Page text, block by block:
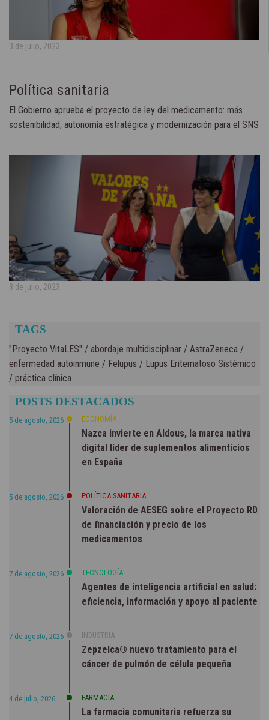
3 de julio, 2023
Política sanitaria
El Gobierno aprueba el proyecto de ley del medicamento: más
sostenibilidad, autonomía estratégica y modernización para el SNS
3 de julio, 2023
TAGS
"Proyecto VitaLES" / abordaje multidisciplinar / AstraZeneca /
enfermedad autoinmune / Felupus / Lupus Eritematoso Sistémico
/ práctica clínica
POSTS DESTACADOS
5 de agosto, 2026 ECONOMÍA
Nazca invierte en Aldous, la marca nativa
digital líder de suplementos alimenticios
en España
5 de agosto, 2026 POLÍTICA SANITARIA
Valoración de AESEG sobre el Proyecto RD
de financiación y precio de los
medicamentos
7 de agosto, 2026 TECNOLOGÍA
Agentes de inteligencia artificial en salud:
eficiencia, información y apoyo al paciente
7 de agosto, 2026 INDUSTRIA
Zepzelca® nuevo tratamiento para el
cáncer de pulmón de célula pequeña
4 de julio, 2026 FARMACIA
La farmacia comunitaria refuerza su